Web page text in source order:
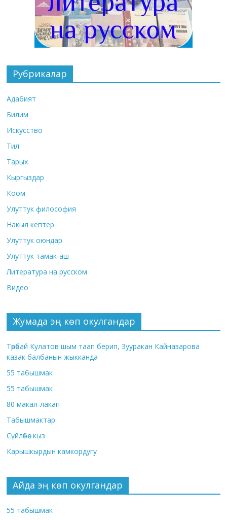
Рубрикалар
Адабият
Билим
Искусство
Тил
Тарых
Кыргыздар
Коом
Улуттук философия
Накыл кептер
Улуттук оюндар
Улуттук тамак-аш
Литература на русском
Видео
Жумада эң көп окулгандар
Төрөбай Кулатов шым таап берип, Зууракан Кайназарова
казак балбанын жыкканда
55 табышмак
55 табышмак
80 макал-лакап
Табышмактар
Сүйлөбөс кыз
Карышкырдын камкордугу
Айда эң көп окулгандар
55 табышмак